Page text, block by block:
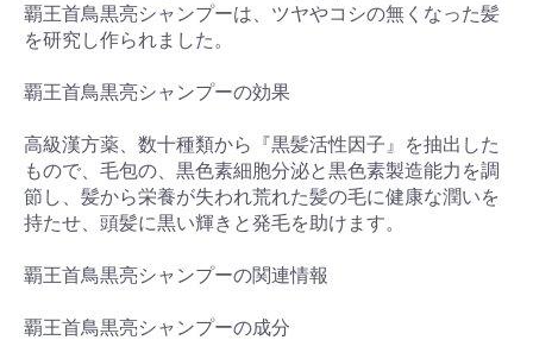
覇王首鳥黒亮シャンプーは、ツヤやコシの無くなった髪
を研究し作られました。
覇王首鳥黒亮シャンプーの効果
高級漢方薬、数十種類から『黒髪活性因子』を抽出した
もので、毛包の、黒色素細胞分泌と黒色素製造能力を調
節し、髪から栄養が失われ荒れた髪の毛に健康な潤いを
持たせ、頭髪に黒い輝きと発毛を助けます。
覇王首鳥黒亮シャンプーの関連情報
覇王首鳥黒亮シャンプーの成分